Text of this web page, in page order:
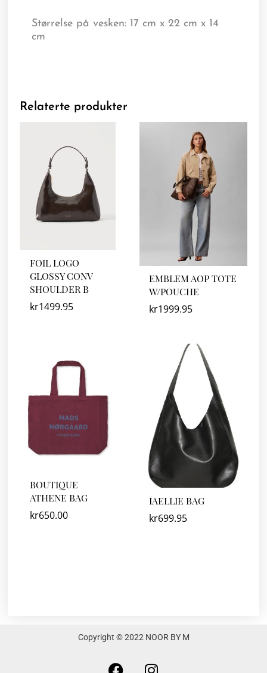
Størrelse på vesken: 17 cm x 22 cm x 14
cm
Relaterte produkter
FOIL LOGO
GLOSSY CONV
SHOULDER B
kr1499.95
EMBLEM AOP TOTE
W/POUCHE
kr1999.95
BOUTIQUE
ATHENE BAG
kr650.00
IAELLIE BAG
kr699.95
Copyright © 2022 NOOR BY M
F
I